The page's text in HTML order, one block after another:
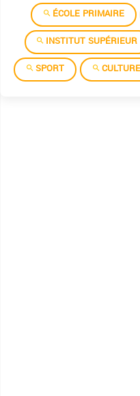
ÉCOLE PRIMAIRE
INSTITUT SUPÉRIEUR
SPORT
CULTURE